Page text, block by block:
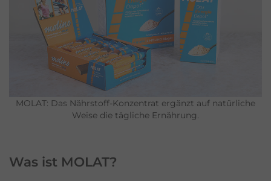
MOLAT: Das Nährstoff-Konzentrat ergänzt auf natürliche
Weise die tägliche Ernährung.
Was ist MOLAT?